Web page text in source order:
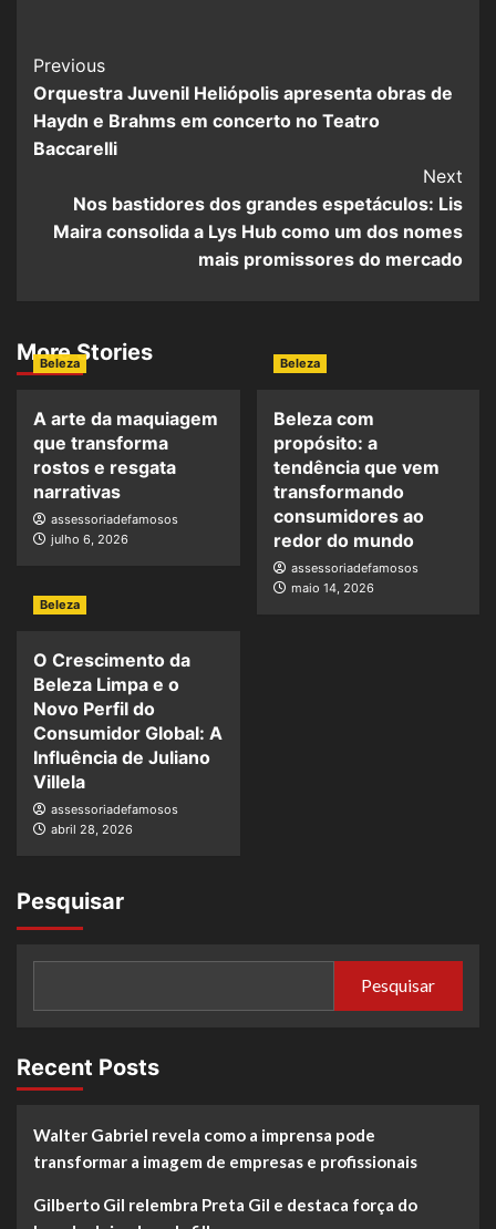
Post
Navigation
Previous
Orquestra Juvenil Heliópolis apresenta obras de
Haydn e Brahms em concerto no Teatro
Baccarelli
Next
Nos bastidores dos grandes espetáculos: Lis
Maira consolida a Lys Hub como um dos nomes
mais promissores do mercado
More Stories
Beleza
A arte da maquiagem
que transforma
rostos e resgata
narrativas
assessoriadefamosos
julho 6, 2026
Beleza
Beleza com
propósito: a
tendência que vem
transformando
consumidores ao
redor do mundo
assessoriadefamosos
maio 14, 2026
Beleza
O Crescimento da
Beleza Limpa e o
Novo Perfil do
Consumidor Global: A
Influência de Juliano
Villela
assessoriadefamosos
abril 28, 2026
Pesquisar
Pesquisar
Recent Posts
Walter Gabriel revela como a imprensa pode
transformar a imagem de empresas e profissionais
Gilberto Gil relembra Preta Gil e destaca força do